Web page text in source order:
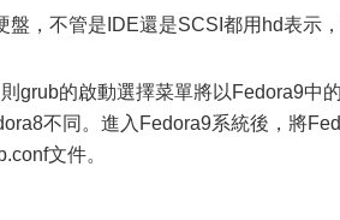
，不管是IDE還是SCSI都用hd表示
的啟動選擇菜單將以Fedora9中
不同。進入Fedora9系統後，將
文件。